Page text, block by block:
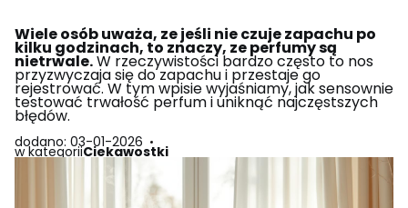
Wiele osób uważa, ze jeśli nie czuje zapachu po
kilku godzinach, to znaczy, ze perfumy są
nietrwale.W rzeczywistości bardzo często to nos
przyzwyczaja się do zapachu i przestaje go
rejestrować. W tym wpisie wyjaśniamy, jak sensownie
testować trwałość perfum i uniknąć najczęstszych
błędów.
dodano: 03-01-2026
w kategoriiCiekawostki